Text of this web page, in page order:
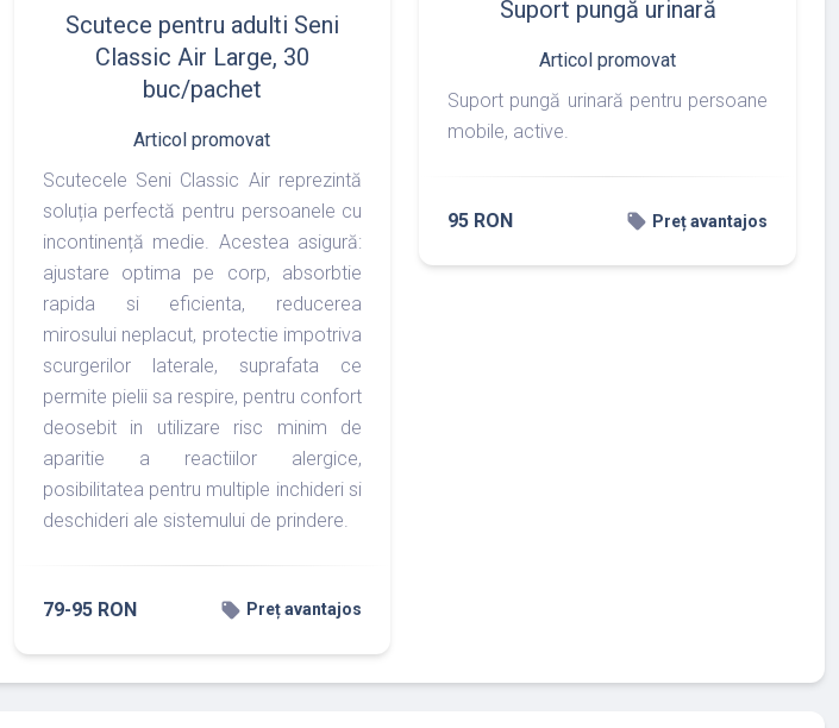
Scutece pentru adulti Seni
Classic Air Large, 30
buc/pachet
Articol promovat
Scutecele Seni Classic Air reprezintă
soluția perfectă pentru persoanele cu
incontinență medie. Acestea asigură:
ajustare optima pe corp, absorbtie
rapida si eficienta, reducerea
mirosului neplacut, protectie impotriva
scurgerilor laterale, suprafata ce
permite pielii sa respire, pentru confort
deosebit in utilizare risc minim de
aparitie a reactiilor alergice,
posibilitatea pentru multiple inchideri si
deschideri ale sistemului de prindere.
79-95 RON local_offer Preț avantajos
Suport pungă urinară
Articol promovat
Suport pungă urinară pentru persoane
mobile, active.
95 RON local_offer Preț avantajos